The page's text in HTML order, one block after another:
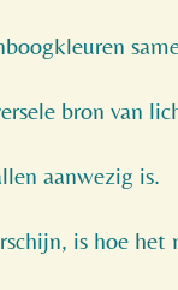
bron van
aanwezig is.
is hoe het